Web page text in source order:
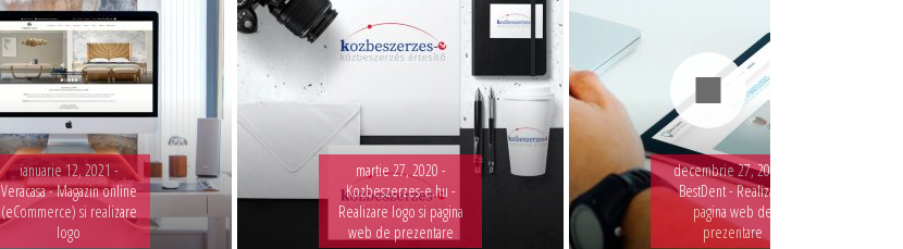
ianuarie 12, 2021 -
Veracasa - Magazin online
(eCommerce) si realizare
logo
martie 27, 2020 -
Kozbeszerzes-e.hu -
Realizare logo si pagina
web de prezentare
decembrie 27, 2019 -
BestDent - Realizare
pagina web de
prezentare